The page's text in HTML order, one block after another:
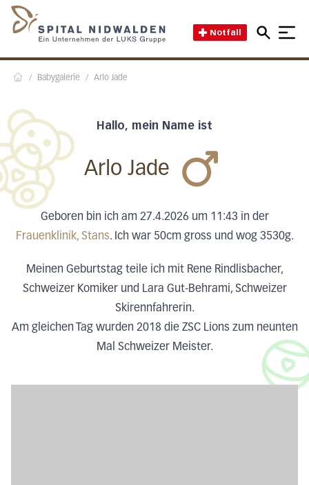
Notfall
/ Babygalerie / Arlo Jade
Hallo, mein Name ist
Arlo Jade
Geboren bin ich am 27.4.2026 um 11:43 in der
Frauenklinik, Stans. Ich war 50cm gross und wog 3530g.
Meinen Geburtstag teile ich mit Rene Rindlisbacher,
Schweizer Komiker und Lara Gut-Behrami, Schweizer
Skirennfahrerin.
Am gleichen Tag wurden 2018 die ZSC Lions zum neunten
Mal Schweizer Meister.